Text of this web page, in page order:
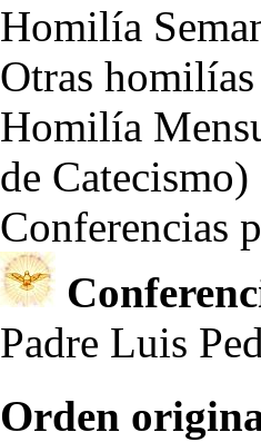
Homilía
Otras
Homilía
de Catecismo)
Conferencias
Padre Luis
Orden